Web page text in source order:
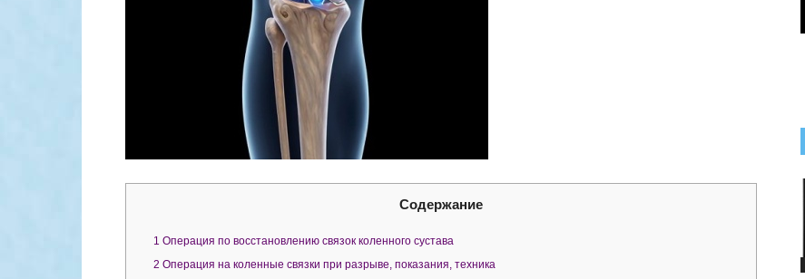
Содержание
1 Операция по восстановлению связок коленного сустава
2 Операция на коленные связки при разрыве, показания, техника